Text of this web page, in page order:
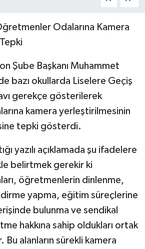
Odalarına Kamera
Şube Başkanı Muhammet
bazı okullarda Liselere Geçiş
gerekçe gösterilerek
kamera yerleştirilmesinin
tepki gösterdi.
yazılı açıklamada şu ifadelere
belirtmek gerekir ki
öğretmenlerin dinlenme,
yapma, eğitim süreçlerine
bulunma ve sendikal
hakkına sahip oldukları ortak
Bu alanların sürekli kamera